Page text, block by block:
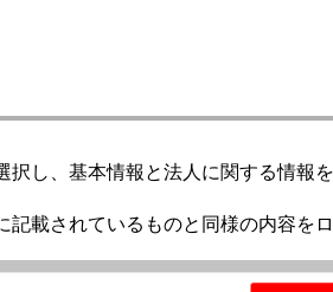
し、基本情報と法人に関する情報
載されているものと同様の内容を